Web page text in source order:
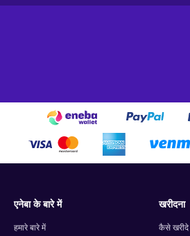
एनेबा के बारे में
हमारे बारे में
खरीदना
कैसे खरीदे